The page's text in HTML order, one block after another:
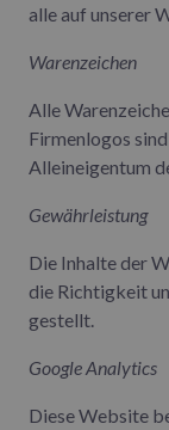
alle auf unserer
Warenzeichen
Alle
Firmenlogos
Alleineigentum
Gewährleistung
Die Inhalte der
die Richtigkeit
gestellt.
Google Analytics
Diese Website